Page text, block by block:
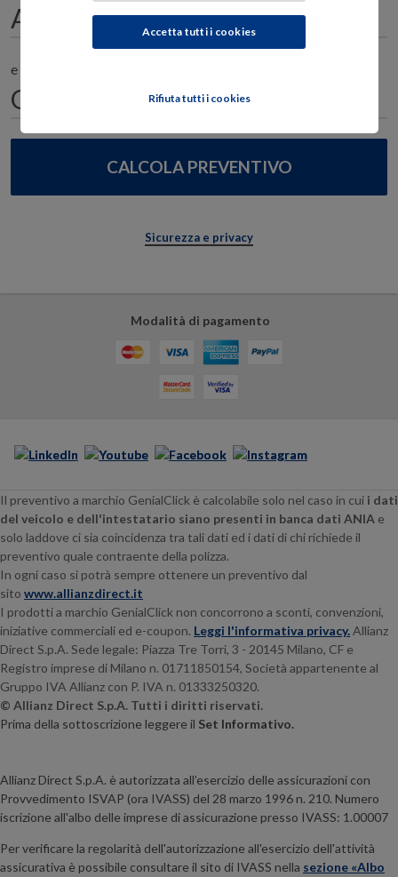
e il proprietario è nato il
Sicurezza e privacy
Modalità di pagamento
Il preventivo a marchio GenialClick è calcolabile solo nel caso in cui i dati
del veicolo e dell'intestatario siano presenti in banca dati ANIA e
solo laddove ci sia coincidenza tra tali dati ed i dati di chi richiede il
preventivo quale contraente della polizza.
In ogni caso si potrà sempre ottenere un preventivo dal
sito www.allianzdirect.it
I prodotti a marchio GenialClick non concorrono a sconti, convenzioni,
iniziative commerciali ed e-coupon. Leggi l'informativa privacy.Allianz
Direct S.p.A. Sede legale: Piazza Tre Torri, 3 - 20145 Milano, CF e
Registro imprese di Milano n. 01711850154, Società appartenente al
Gruppo IVA Allianz con P. IVA n. 01333250320.
© Allianz Direct S.p.A. Tutti i diritti riservati.
Prima della sottoscrizione leggere il Set Informativo.
Allianz Direct S.p.A. è autorizzata all’esercizio delle assicurazioni con
Provvedimento ISVAP (ora IVASS) del 28 marzo 1996 n. 210. Numero
iscrizione all'albo delle imprese di assicurazione presso IVASS: 1.00007
Per verificare la regolarità dell'autorizzazione all'esercizio dell'attività
assicurativa è possibile consultare il sito di IVASS nella sezione «Albo
Rifiuta tutti i cookies
Accetta tutti i cookies